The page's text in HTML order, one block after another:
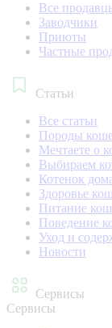
Все
Заводчики
Приюты
Частные
Статьи
Все статьи
Породы
Мечтаете о
Выбираем
Котенок
Здоровье
Питание
Поведение
Уход и
Новости
Сервисы
Сервисы